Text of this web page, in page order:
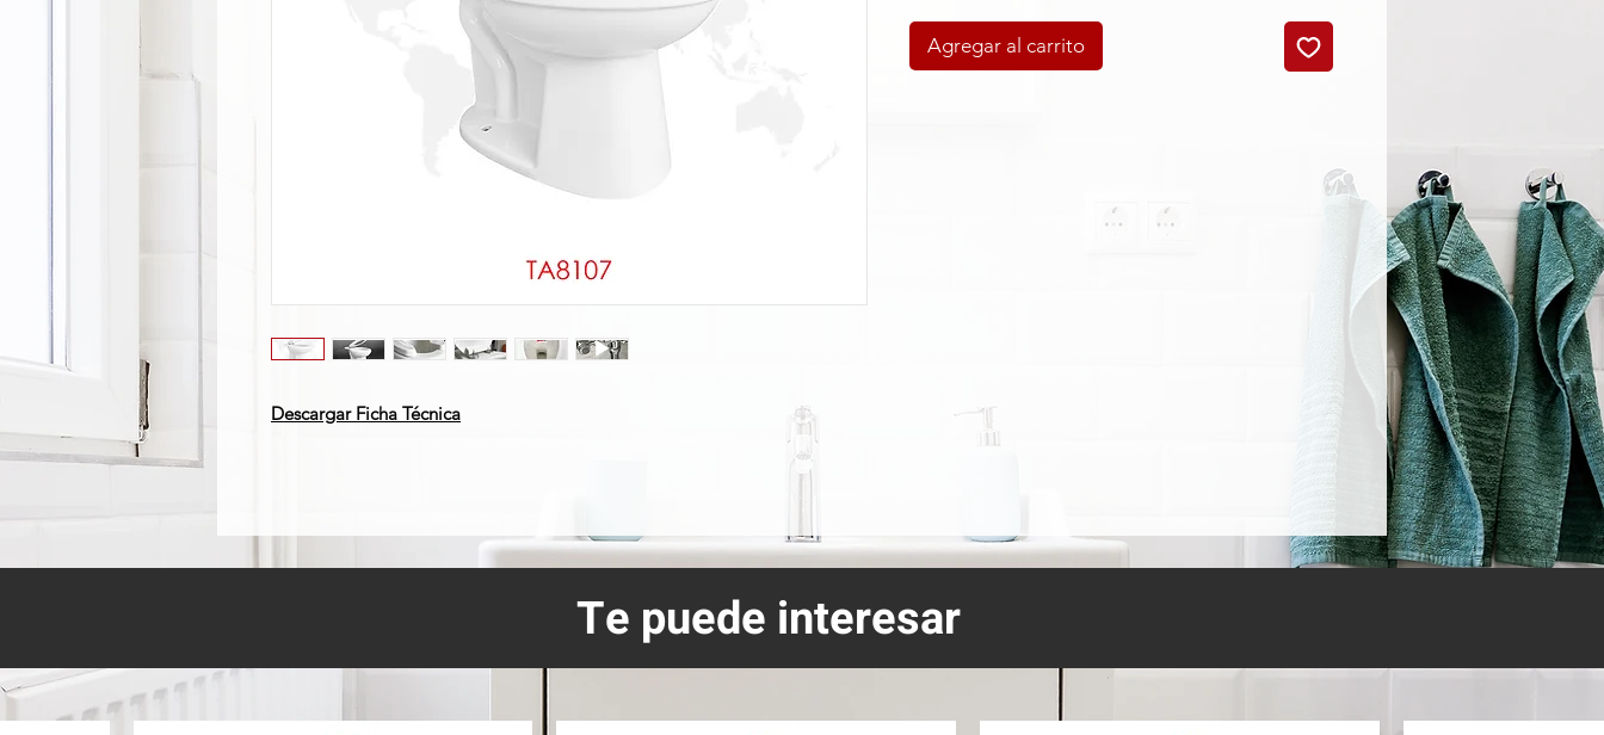
Descargar Ficha Técnica
Agregar al carrito
Te puede interesar